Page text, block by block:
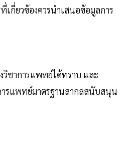
เกี่ยวข้องควรนำเสนอข้อมูลการ
ชาการแพทย์ได้ทราบ และ
ารแพทย์มาตรฐานสากลสนับสนุน